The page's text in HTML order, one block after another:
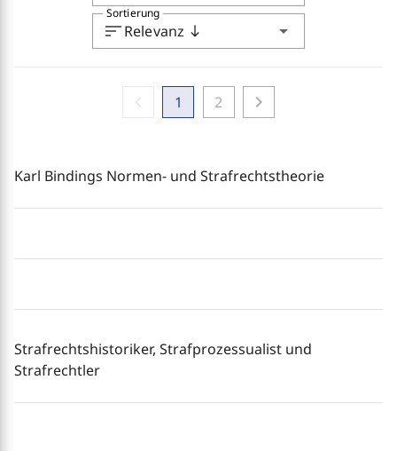
sortRelevanz south arrow_drop_down
Sortierung
1 2 chevron_right
Karl Bindings Normen- und Strafrechtstheorie
Strafrechtshistoriker, Strafprozessualist und
Strafrechtler